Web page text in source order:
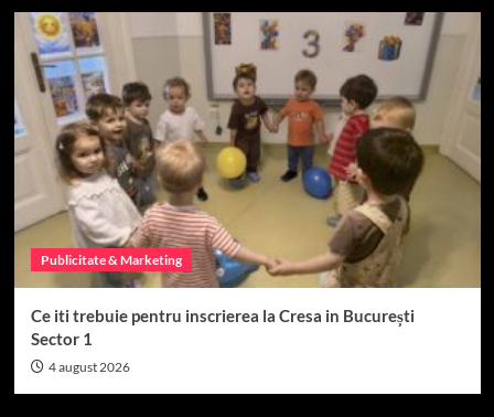
Publicitate & Marketing
Ce iti trebuie pentru inscrierea la Cresa in București
Sector 1
4 august 2026